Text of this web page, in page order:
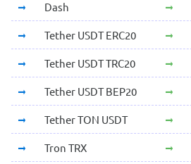
Dash
Tether USDT ERC20
Tether USDT TRC20
Tether USDT BEP20
Tether TON USDT
Tron TRX